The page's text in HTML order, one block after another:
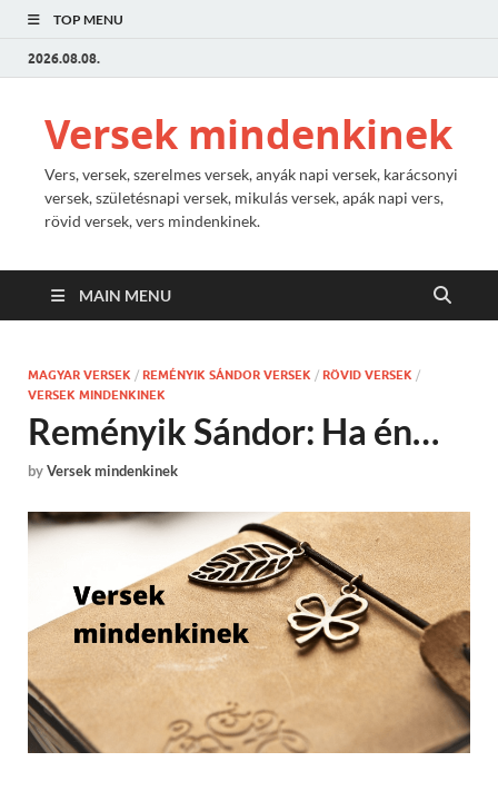
TOP MENU
2026.08.08.
Versek mindenkinek
Vers, versek, szerelmes versek, anyák napi versek, karácsonyi
versek, születésnapi versek, mikulás versek, apák napi vers,
rövid versek, vers mindenkinek.
MAIN MENU
MAGYAR VERSEK / REMÉNYIK SÁNDOR VERSEK / RÖVID VERSEK /
VERSEK MINDENKINEK
Reményik Sándor: Ha én…
byVersek mindenkinek